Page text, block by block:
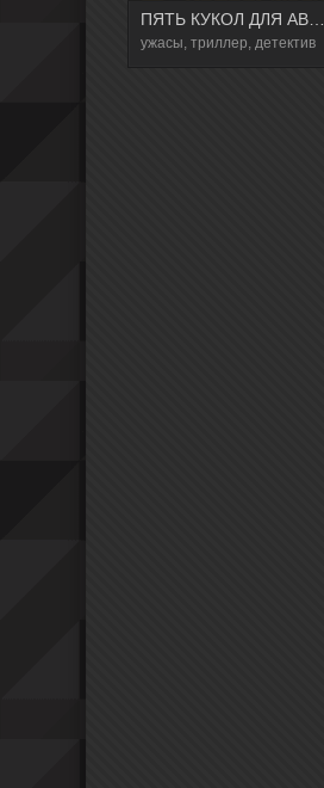
ПЯТЬ КУКОЛ ДЛЯ АВГУСТОВСКОЙ ЛУНЫ
ужасы, триллер, детектив